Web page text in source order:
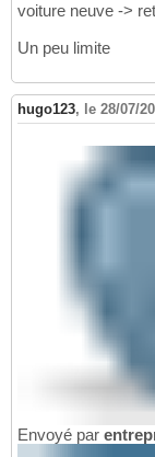
voiture neuve ->
Un peu limite
hugo123, le 28/07/
Envoyé par